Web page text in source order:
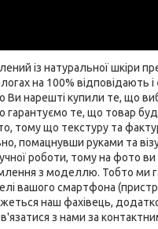
із натуральної шкіри
на 100% відповідають
нарешті купили те, що
те, що товар буде
тому що текстуру та
помацнувши руками та
роботи, тому на фото ви
з моделлю. Тобто ми
вашого смартфона
наш фахівець,
з нами за